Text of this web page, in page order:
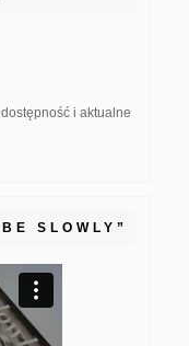
i aktualne
SLOWLY”